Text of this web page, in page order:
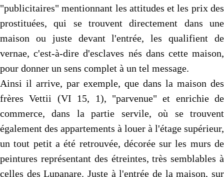
"publicitaires" mentionnant les attitudes et les prix des
prostituées, qui se trouvent directement dans une
maison ou juste devant l'entrée, les qualifient de
vernae, c'est-à-dire d'esclaves nés dans cette maison,
pour donner un sens complet à un tel message.
Ainsi il arrive, par exemple, que dans la maison des
frères Vettii (VI 15, 1), "parvenue" et enrichie de
commerce, dans la partie servile, où se trouvent
également des appartements à louer à l'étage supérieur,
un tout petit a été retrouvée, décorée sur les murs de
peintures représentant des étreintes, très semblables à
celles des Lupanare. Juste à l'entrée de la maison, sur